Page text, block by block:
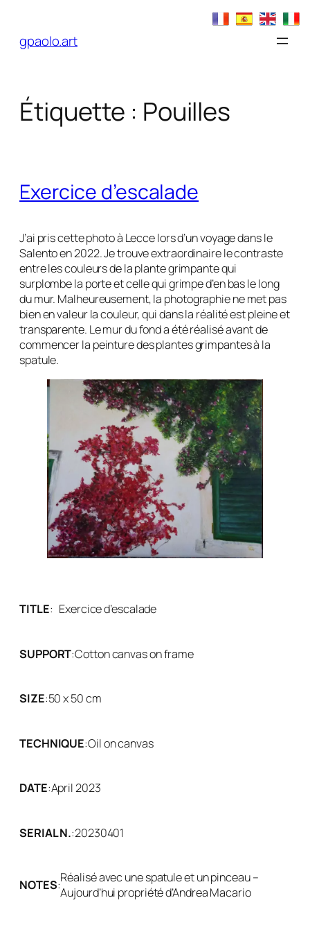
contenu
gpaolo.art
Étiquette : Pouilles
Exercice d’escalade
J’ai pris cette photo à Lecce lors d’un voyage dans le
Salento en 2022. Je trouve extraordinaire le contraste
entre les couleurs de la plante grimpante qui
surplombe la porte et celle qui grimpe d’en bas le long
du mur. Malheureusement, la photographie ne met pas
bien en valeur la couleur, qui dans la réalité est pleine et
transparente. Le mur du fond a été réalisé avant de
commencer la peinture des plantes grimpantes à la
spatule.
TITLE: Exercice d’escalade
SUPPORT:Cotton canvas on frame
SIZE:50 x 50 cm
TECHNIQUE:Oil on canvas
DATE:April 2023
SERIAL N.:20230401
NOTES:Réalisé avec une spatule et un pinceau –
Aujourd’hui propriété d’Andrea Macario